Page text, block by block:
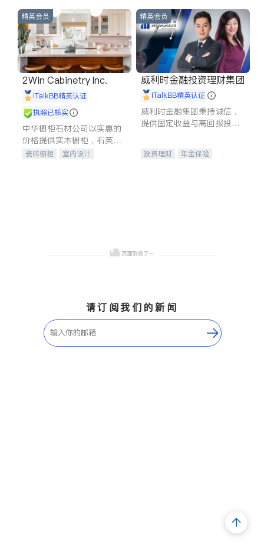
精英会员
2Win Cabinetry Inc.
iTalkBB精英认证
执照已核实
中华橱柜石材公司以实惠的
价格提供实木橱柜，石英石
台面，多种优质不锈钢水
瓷砖橱柜
室内设计
精英会员
威利时金融投资理财集团
iTalkBB精英认证
威利时金融集团秉持诚信，
提供固定收益与高回报投资
合，助力客户实现目标
投资理财
年金保险
请订阅我们的新闻